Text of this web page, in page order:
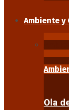
Ambiente y
Ola